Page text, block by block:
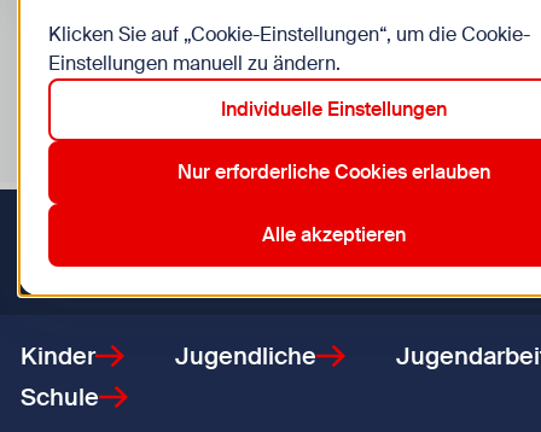
Veranstaltungen in Wien im Bereich “Kinder”
Aktive Filter:
9 Jahre 11. Simmering 13. Hietzing 14. Penzing
3.
Zurück zur Startseite
Kinder Jugendliche
Schule
Klicken Sie auf „Cookie-Einstellungen“, um die Cookie-
Einstellungen manuell zu ändern.
Individuelle Einstellungen
Nur erforderliche Cookies erlauben
Alle akzeptieren